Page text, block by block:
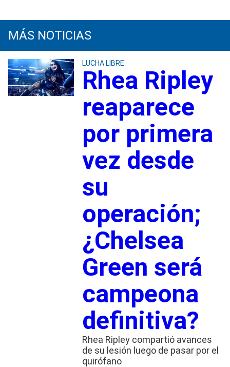
MÁS NOTICIAS
LUCHA LIBRE
Rhea Ripley
reaparece
por primera
vez desde
su
operación;
¿Chelsea
Green será
campeona
definitiva?
Rhea Ripley compartió avances
de su lesión luego de pasar por el
quirófano